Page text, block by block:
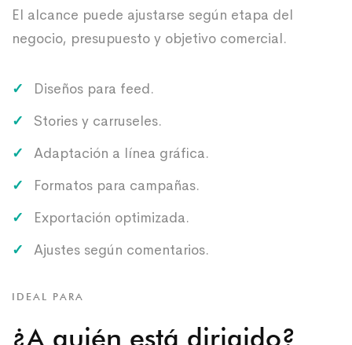
El alcance puede ajustarse según etapa del
negocio, presupuesto y objetivo comercial.
Diseños para feed.
Stories y carruseles.
Adaptación a línea gráfica.
Formatos para campañas.
Exportación optimizada.
Ajustes según comentarios.
IDEAL PARA
¿A quién está dirigido?